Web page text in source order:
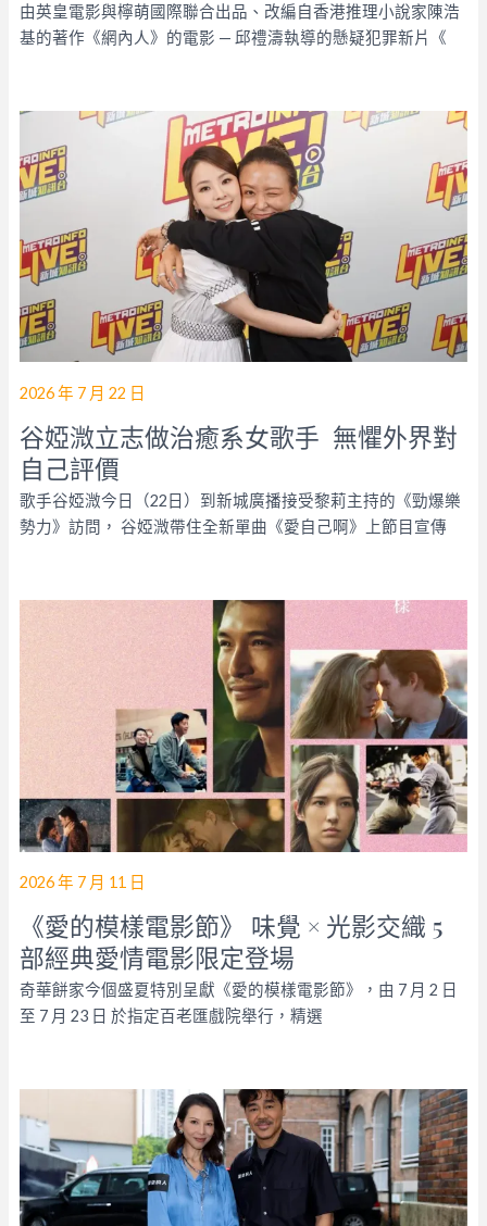
由英皇電影與檸萌國際聯合出品、改編自香港推理小說家陳浩
基的著作《網內人》的電影 — 邱禮濤執導的懸疑犯罪新片《
2026 年 7 月 22 日
谷婭溦立志做治癒系女歌手 無懼外界對
自己評價
歌手谷婭溦今日（22日）到新城廣播接受黎莉主持的《勁爆樂
勢力》訪問， 谷婭溦帶住全新單曲《愛自己啊》上節目宣傳
2026 年 7 月 11 日
《愛的模樣電影節》 味覺 × 光影交織 5
部經典愛情電影限定登場
奇華餅家今個盛夏特別呈獻《愛的模樣電影節》，由 7 月 2 日
至 7 月 23 日 於指定百老匯戲院舉行，精選